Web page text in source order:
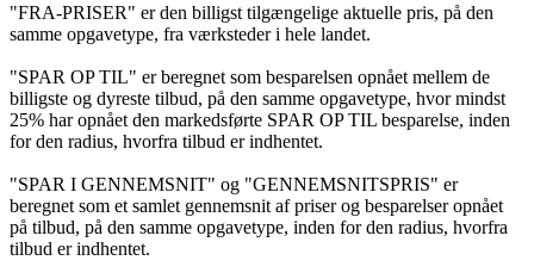
"FRA-PRISER" er den billigst tilgængelige aktuelle pris, på den
samme opgavetype, fra værksteder i hele landet.
"SPAR OP TIL" er beregnet som besparelsen opnået mellem de
billigste og dyreste tilbud, på den samme opgavetype, hvor mindst
25% har opnået den markedsførte SPAR OP TIL besparelse, inden
for den radius, hvorfra tilbud er indhentet.
"SPAR I GENNEMSNIT" og "GENNEMSNITSPRIS" er
beregnet som et samlet gennemsnit af priser og besparelser opnået
på tilbud, på den samme opgavetype, inden for den radius, hvorfra
tilbud er indhentet.